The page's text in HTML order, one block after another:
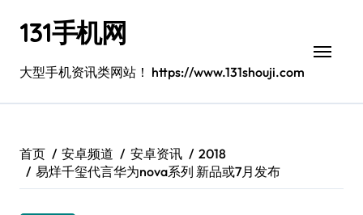
131手机网
大型手机资讯类网站！ https://www.131shouji.com
首页 安卓频道 安卓资讯
2018
易烊千玺代言华为nova系列 新品或7月发布